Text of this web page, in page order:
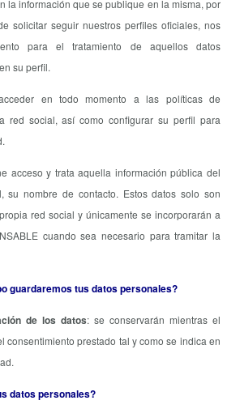
la información que se publique en la misma, por
solicitar seguir nuestros perfiles oficiales, nos
para el tratamiento de aquellos datos
su perfil.
en todo momento a las políticas de
red social, así como configurar su perfil para
acceso y trata aquella información pública del
su nombre de contacto. Estos datos solo son
red social y únicamente se incorporarán a
cuando sea necesario para tramitar la
guardaremos tus datos personales?
de los datos: se conservarán mientras el
consentimiento prestado tal y como se indica en
datos personales?